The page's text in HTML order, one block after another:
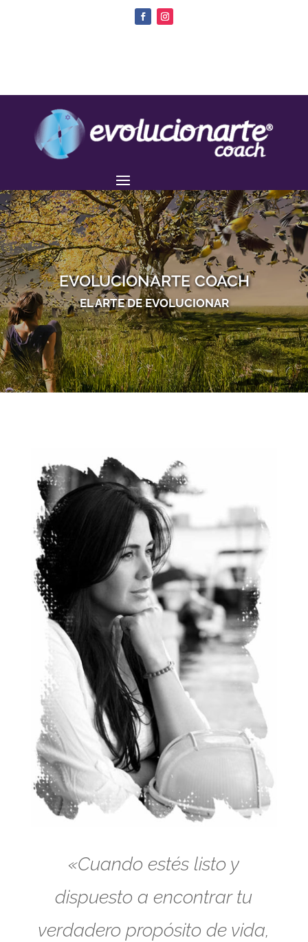
EVOLUCIONARTE COACH
EL ARTE DE EVOLUCIONAR
«Cuando estés listo y
dispuesto a encontrar tu
verdadero propósito de vida,